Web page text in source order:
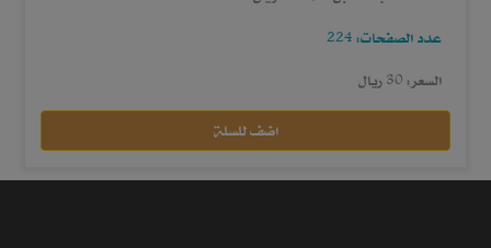
عدد الصفحات: 224
السعر: 30 ريال
اضف للسلة